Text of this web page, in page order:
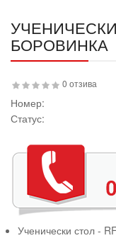
УЧЕНИЧЕСКИ
БОРОВИНКА
0 отзива
Номер:
Статус:
Ученически стол -